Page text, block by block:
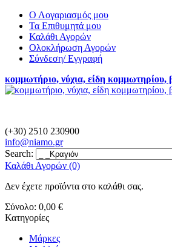
Ο Λογαριασμός μου
Τα Επιθυμητά μου
Καλάθι Αγορών
Ολοκλήρωση Αγορών
Σύνδεση/ Εγγραφή
κομμωτήριο, νύχια, είδη
(+30) 2510 230900
info@niamo.gr
Search:
Καλάθι Αγορών (0)
Δεν έχετε προϊόντα στο καλάθι σας.
Σύνολο: 0,00 €
Κατηγορίες
Μάρκες